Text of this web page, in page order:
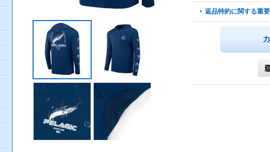
返品特約に関する重